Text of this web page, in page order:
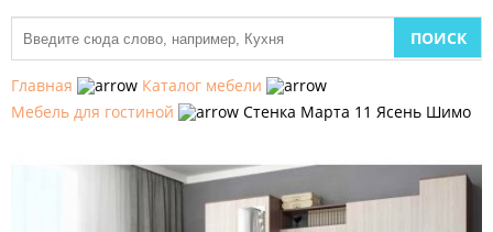
Главная
Каталог мебели
Мебель для гостиной
Стенка Марта 11 Ясень Шимо
МЕБЕЛЬ
КУХНИ